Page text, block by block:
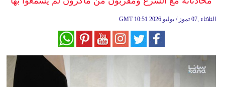
أزياء
سياحة
وسفر
GMT 10:51 2026 الثلاثاء ,07 تموز / يوليو